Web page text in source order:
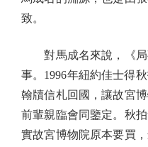
致。
對馬成名來說，《局
事。1996年紐約佳士得
翰牘信札回國，讓故宮
前輩親臨會同鑒定。秋
實故宮博物院原本要買